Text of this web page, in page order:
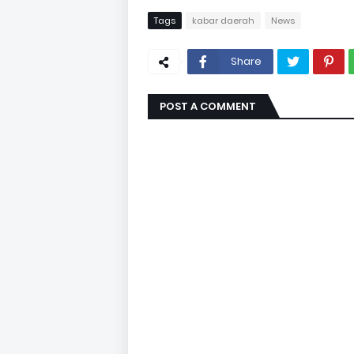
Tags kabar daerah News
Share
POST A COMMENT